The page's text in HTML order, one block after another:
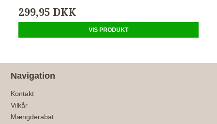
299,95 DKK
VIS PRODUKT
Navigation
Kontakt
Vilkår
Mængderabat